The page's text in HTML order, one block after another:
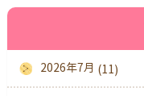
2026年7月 (11)